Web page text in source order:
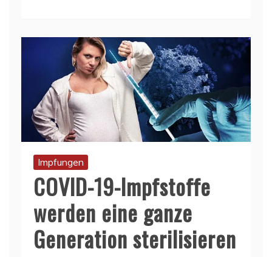
Impfungen
COVID-19-Impfstoffe
werden eine ganze
Generation sterilisieren